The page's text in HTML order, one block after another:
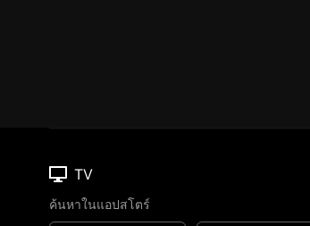
TV
ค้นหาในแอปสโตร์